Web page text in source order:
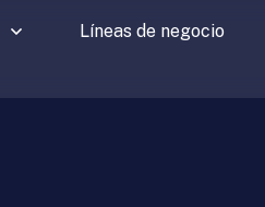
Líneas de negocio